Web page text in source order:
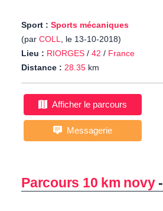
Sport : Sports mécaniques
(par COLL, le 13-10-2018)
Lieu : RIORGES / 42 / France
Distance : 28.35 km
Afficher le parcours
Messagerie
Parcours 10 km novy-